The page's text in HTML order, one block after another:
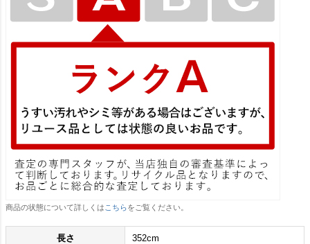
商品の状態について詳しくは こちらをご覧ください。
長さ 352cm